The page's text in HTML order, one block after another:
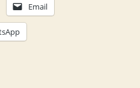
Email